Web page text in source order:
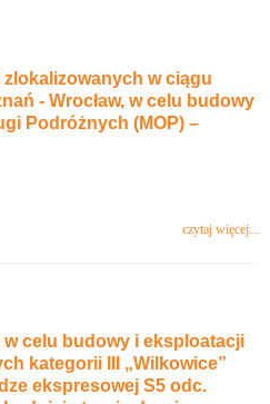
w ciągu
- Wrocław, w celu budowy
Podróżnych (MOP) –
czytaj więcej...
celu budowy i eksploatacji
kategorii III „Wilkowice”
ekspresowej S5 odc.